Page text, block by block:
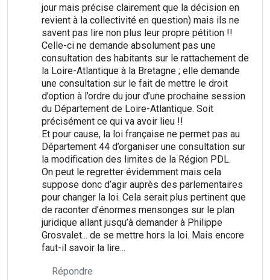
jour mais précise clairement que la décision en
revient à la collectivité en question) mais ils ne
savent pas lire non plus leur propre pétition !!
Celle-ci ne demande absolument pas une
consultation des habitants sur le rattachement de
la Loire-Atlantique à la Bretagne ; elle demande
une consultation sur le fait de mettre le droit
d’option à l’ordre du jour d’une prochaine session
du Département de Loire-Atlantique. Soit
précisément ce qui va avoir lieu !!
Et pour cause, la loi française ne permet pas au
Département 44 d’organiser une consultation sur
la modification des limites de la Région PDL.
On peut le regretter évidemment mais cela
suppose donc d’agir auprès des parlementaires
pour changer la loi. Cela serait plus pertinent que
de raconter d’énormes mensonges sur le plan
juridique allant jusqu’à demander à Philippe
Grosvalet... de se mettre hors la loi. Mais encore
faut-il savoir la lire...
Répondre